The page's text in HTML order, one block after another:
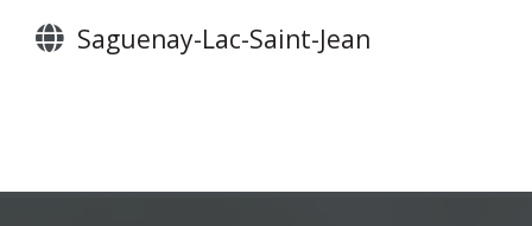
Saguenay-Lac-Saint-Jean